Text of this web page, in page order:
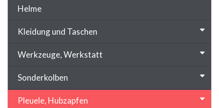
Helme
Kleidung und Taschen
Werkzeuge, Werkstatt
Sonderkolben
Pleuele, Hubzapfen